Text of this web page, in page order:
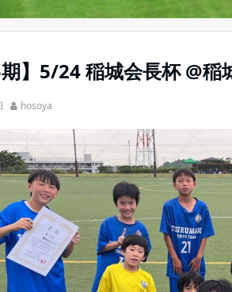
期】5/24 稲城会長杯 @稲
hosoya